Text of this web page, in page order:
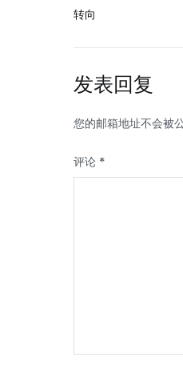
转向
发表回复
您的邮箱地址不会被公
评论 *